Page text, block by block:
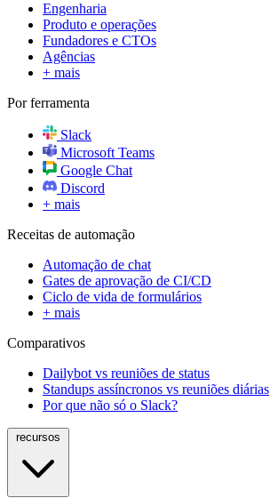
Engenharia
Produto e operações
Fundadores e CTOs
Agências
+ mais
Por ferramenta
Slack
Microsoft Teams
Google Chat
Discord
+ mais
Receitas de automação
Automação de chat
Gates de aprovação de CI/CD
Ciclo de vida de formulários
+ mais
Comparativos
Dailybot vs reuniões de status
Standups assíncronos vs reuniões diárias
Por que não só o Slack?